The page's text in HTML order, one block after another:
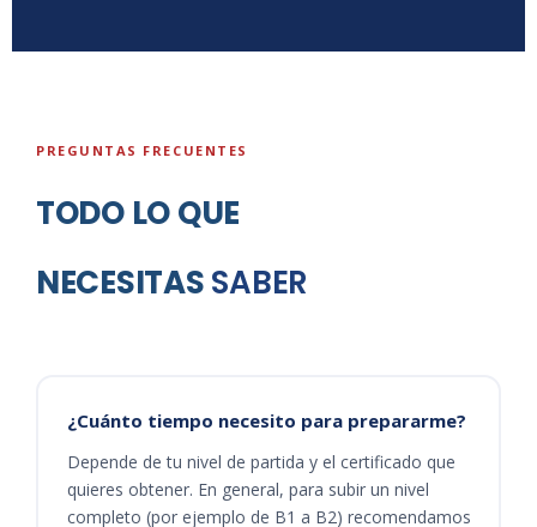
PREGUNTAS FRECUENTES
TODO LO QUE
NECESITASSABER
¿Cuánto tiempo necesito para prepararme?
Depende de tu nivel de partida y el certificado que
quieres obtener. En general, para subir un nivel
completo (por ejemplo de B1 a B2) recomendamos